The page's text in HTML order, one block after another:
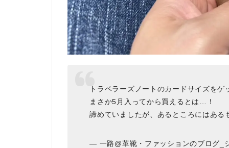
トラベラーズノートのカードサイズをゲ
まさか5月入ってから買えるとは…！
諦めていましたが、あるところにはあ
— 一路@革靴・ファッションのブログ